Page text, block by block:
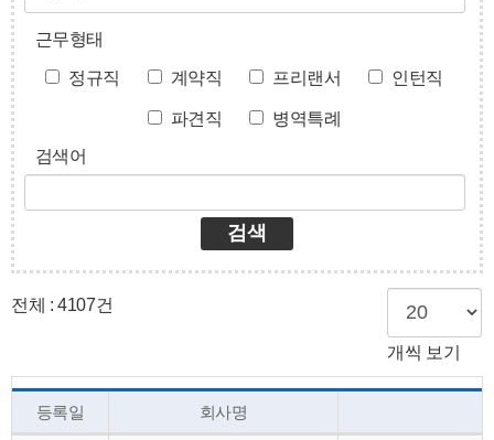
근무형태
정규직 계약직 프리랜서 인턴직
파견직
병역특례
검색어
검색
전체 : 4107건
개씩 보기
등록일 회사명